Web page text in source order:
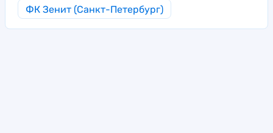
ФК Зенит (Санкт-Петербург)